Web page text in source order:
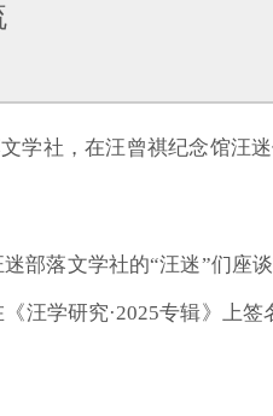
学社，在汪曾祺纪念馆汪
部落文学社的“汪迷”们座
汪学研究·2025专辑》上签